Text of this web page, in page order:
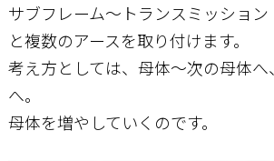
サブフレーム～トランスミッション
と複数のアースを取り付けます。
考え方としては、母体～次の母体
へ。
母体を増やしていくのです。